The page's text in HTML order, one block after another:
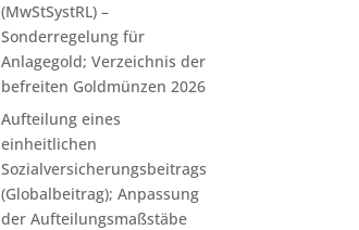
(MwStSystRL) –
Sonderregelung für
Anlagegold; Verzeichnis der
befreiten Goldmünzen 2026
Aufteilung eines
einheitlichen
Sozialversicherungsbeitrags
(Globalbeitrag); Anpassung
der Aufteilungsmaßstäbe